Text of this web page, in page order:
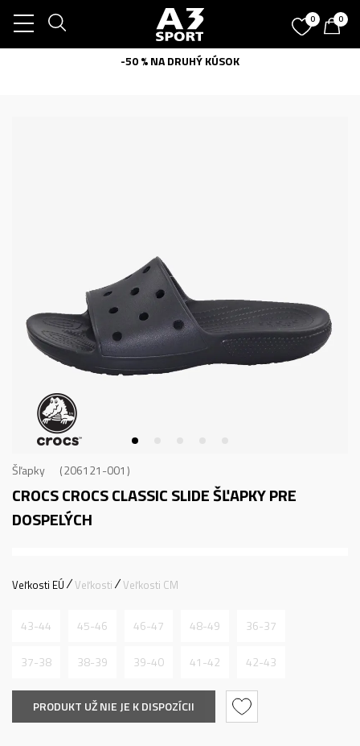
0 0
-50 % NA DRUHÝ KÚSOK
Šľapky 206121-001
CROCS CROCS CLASSIC SLIDEŠĽAPKY PRE
DOSPELÝCH
Veľkosti EÚ Veľkosti Veľkosti CM
43-44 45-46 46-47 48-49 36-37
37-38 38-39 39-40 41-42 42-43
PRODUKT UŽ NIE JE K DISPOZÍCII